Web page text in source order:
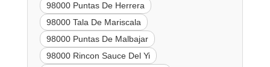
98000 Puntas De Herrera
98000 Tala De Mariscala
98000 Puntas De Malbajar
98000 Rincon Sauce Del Yi